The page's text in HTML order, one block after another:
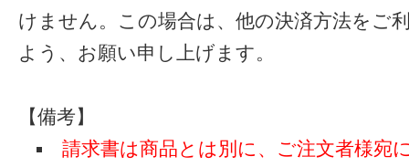
けません。この場合は、他の決済方法をご
よう、お願い申し上げます。
【備考】
請求書は商品とは別に、ご注文者様宛